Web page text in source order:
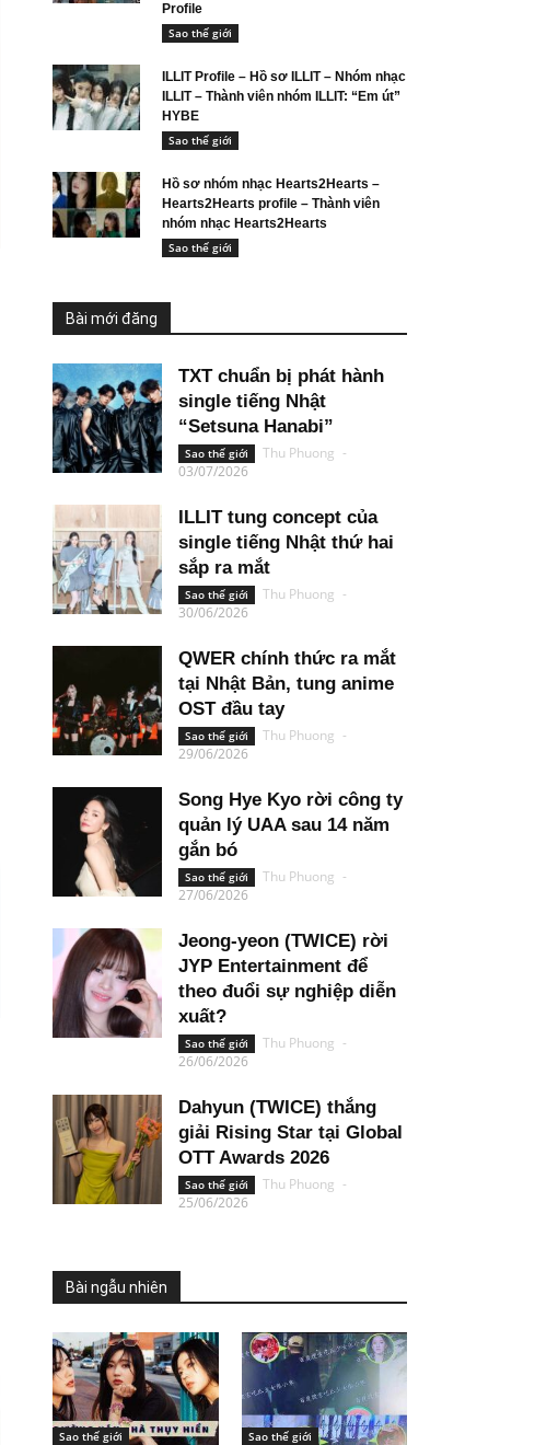
Profile
Sao thế giới
ILLIT Profile – Hồ sơ ILLIT – Nhóm nhạc
ILLIT – Thành viên nhóm ILLIT: “Em út”
HYBE
Sao thế giới
Hồ sơ nhóm nhạc Hearts2Hearts –
Hearts2Hearts profile – Thành viên
nhóm nhạc Hearts2Hearts
Sao thế giới
Bài mới đăng
TXT chuẩn bị phát hành
single tiếng Nhật
“Setsuna Hanabi”
Sao thế giới Thu Phuong -
03/07/2026
ILLIT tung concept của
single tiếng Nhật thứ hai
sắp ra mắt
Sao thế giới Thu Phuong -
30/06/2026
QWER chính thức ra mắt
tại Nhật Bản, tung anime
OST đầu tay
Sao thế giới Thu Phuong -
29/06/2026
Song Hye Kyo rời công ty
quản lý UAA sau 14 năm
gắn bó
Sao thế giới Thu Phuong -
27/06/2026
Jeong-yeon (TWICE) rời
JYP Entertainment để
theo đuổi sự nghiệp diễn
xuất?
Sao thế giới Thu Phuong -
26/06/2026
Dahyun (TWICE) thắng
giải Rising Star tại Global
OTT Awards 2026
Sao thế giới Thu Phuong -
25/06/2026
Bài ngẫu nhiên
Sao thế giới Sao thế giới